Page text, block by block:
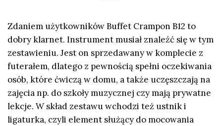
Zdaniem użytkowników Buffet Crampon B12 to
dobry klarnet. Instrument musiał znaleźć się w tym
zestawieniu. Jest on sprzedawany w komplecie z
futerałem, dlatego z pewnością spełni oczekiwania
osób, które ćwiczą w domu, a także uczęszczają na
zajęcia np. do szkoły muzycznej czy mają prywatne
lekcje. W skład zestawu wchodzi też ustnik i
ligaturka, czyli element służący do mocowania